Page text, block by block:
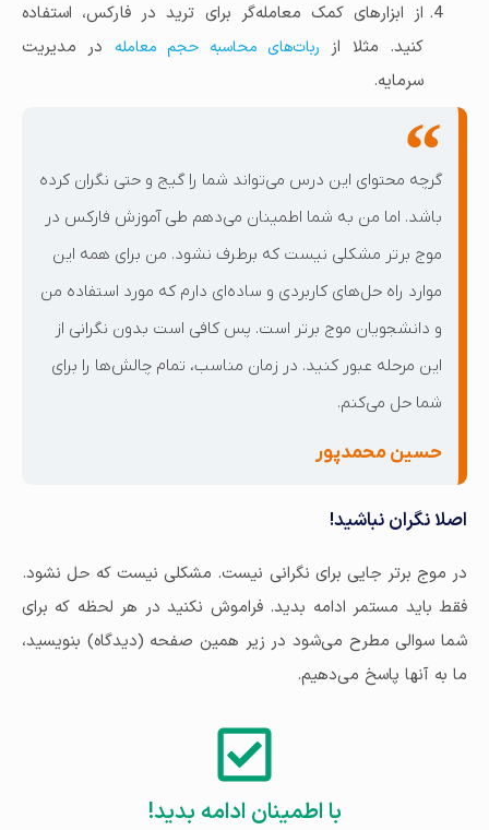
از ابزارهای کمک معامله‌گر برای ترید در فارکس، استفاده
کنید. مثلا از ربات‌های محاسبه حجم معامله
در مدیریت
سرمایه.
گرچه محتوای این درس می‌تواند شما را گیج و حتی نگران کرده
باشد. اما من به شما اطمینان می‌دهم طی آموزش فارکس در
موج برتر مشکلی نیست که برطرف نشود. من برای همه این
موارد راه حل‌های کاربردی و ساده‌ای دارم که مورد استفاده من
و دانشجویان موج برتر است. پس کافی است بدون نگرانی از
این مرحله عبور کنید. در زمان مناسب، تمام چالش‌ها را برای
شما حل می‌کنم.
حسین محمدپور
اصلا نگران نباشید!
در موج برتر جایی برای نگرانی نیست. مشکلی نیست که حل نشود.
فقط باید مستمر ادامه بدید. فراموش نکنید در هر لحظه که برای
شما سوالی مطرح می‌شود در زیر همین صفحه (دیدگاه) بنویسید،
ما به آنها پاسخ می‌دهیم.
با اطمینان ادامه بدید!